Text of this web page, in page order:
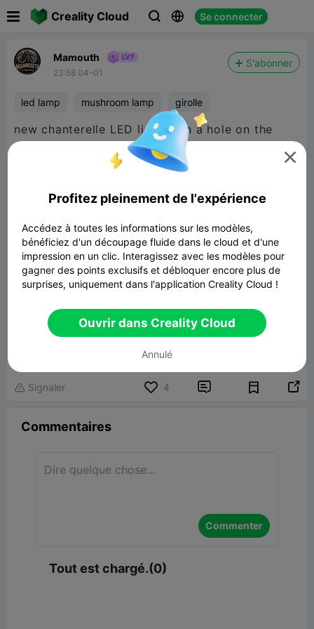
Creality Cloud   Se connecter
Mamouth
23:58 04-01
S'abonner
led lamp mushroom lamp girolle
new chanterelle LED light with a hole on the
bottom 32 mm diameter ton insert a tea led
Lier un modèle
 Signaler 4  
Commentaires
Commenter
Tout est chargé.(0)

Profitez pleinement de l'expérience
Accédez à toutes les informations sur les modèles,
bénéficiez d'un découpage fluide dans le cloud et d'une
impression en un clic. Interagissez avec les modèles pour
gagner des points exclusifs et débloquer encore plus de
surprises, uniquement dans l'application Creality Cloud !
Ouvrir dans Creality Cloud
Annulé